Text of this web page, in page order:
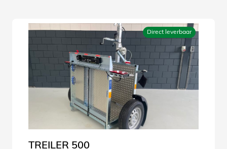
Direct leverbaar
TREILER 500